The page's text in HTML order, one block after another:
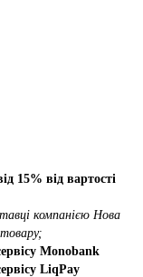
15% від вартості
компанією Нова
Monobank
LiqPay